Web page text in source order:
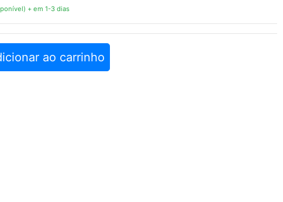
+ em 1-3 dias
ao carrinho